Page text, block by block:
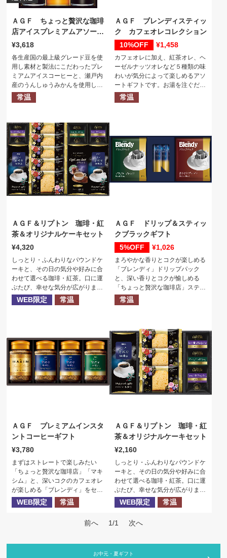
ＡＧＦ ちょっと贅沢な珈琲
店アイスプレミアムアソート
ギフト
3,618
各生産国の最上級グレード豆を使
用し素材と製法にこだわったプレ
ミアムアイスコーヒーと、瀬戸内
産のうんしゅうみかんを使用した
果汁１００％のストレートジュー
スが詰め合わされたギフトセット
常温
ＡＧＦ ブレンディスティッ
ク カフェオレコレクション
10%
1,458
カフェオレに加え、紅茶オレ、ヘ
ーゼルナッツオレなど５種類の味
わいが気分によって楽しめるアソ
ートギフトです。お湯を注ぐだけ
で簡単に作れるので毎日のブレイ
クタイムにぴったり。
常温
ＡＧＦ＆リプトン 珈琲・紅
茶＆オリジナルケーキセット
4,320
しっとり・ふんわりなパウンドケ
ーキと、その日の気分や好みに合
わせて選べる珈琲・紅茶。口に運
ぶたび、幸せな気分が広がりま
す。WEB限定 常温
ＡＧＦ ドリップ＆スティッ
クブラックギフト
5%
1,026
まろやかな香りとコクが楽しめる
「ブレンディ」ドリップパック
と、深い香りとコクが愉しめる
「ちょっと贅沢な珈琲店」スティ
ックブラックを詰め合わせた、返
礼やご挨拶にぴったりなギフトで
常温
ＡＧＦ プレミアムインスタ
ントコーヒーギフト
3,780
まずはストレートで楽しみたい
「ちょっと贅沢な珈琲店」「マキ
シム」と、深いコクのカフェオレ
が楽しめる「ブレンディ」をセッ
トにした、色々な味わいが楽しめ
るインスタントコーヒーギフトで
WEB限定 常温
ＡＧＦ＆リプトン 珈琲・紅
茶＆オリジナルケーキセット
2,160
しっとり・ふんわりなパウンドケ
ーキと、その日の気分や好みに合
わせて選べる珈琲・紅茶。口に運
ぶたび、幸せな気分が広がりま
す。WEB限定 常温
前へ 1/1 次へ
お中元・夏ギフト